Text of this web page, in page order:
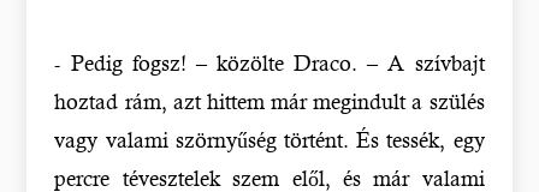
- Pedig fogsz! – közölte Draco. – A szívbajt
hoztad rám, azt hittem már megindult a szülés
vagy valami szörnyűség történt. És tessék, egy
percre tévesztelek szem elől, és már valami